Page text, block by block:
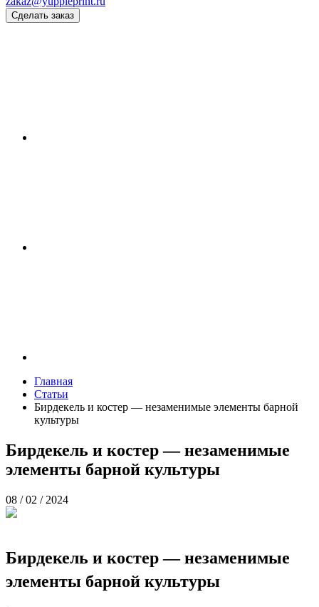
Сделать заказ
Главная
Статьи
Бирдекель и костер — незаменимые элементы барной
культуры
Бирдекель и костер — незаменимые
элементы барной культуры
08 / 02 / 2024
Бирдекель и костер — незаменимые
элементы барной культуры